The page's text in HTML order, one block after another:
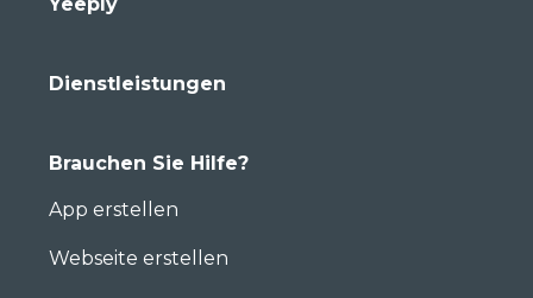
Dienstleistungen
Brauchen Sie Hilfe?
App erstellen
Webseite erstellen